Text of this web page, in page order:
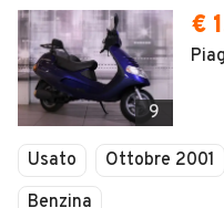
9
€
Usato Ottobre 2001
Benzina